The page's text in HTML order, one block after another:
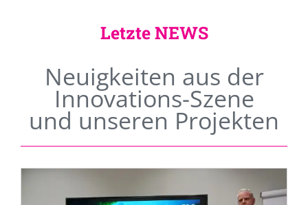
Letzte NEWS
Neuigkeiten aus der
Innovations-Szene
und unseren Projekten